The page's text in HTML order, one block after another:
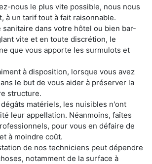
nous le plus vite possible, nous nous
à un tarif tout à fait raisonnable.
sanitaire dans votre hôtel ou bien bar-
vite et en toute discrétion, le
que vous apporte les surmulots et
à disposition, lorsque vous avez
le but de vous aider à préserver la
structure.
matériels, les nuisibles n'ont
leur appellation. Néanmoins, faîtes
pour vous en défaire de
à moindre coût.
de nos techniciens peut dépendre
notamment de la surface à